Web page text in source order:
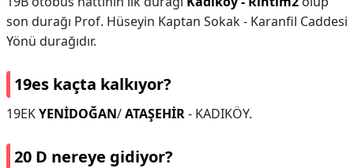
son durağı Prof. Hüseyin Kaptan Sokak - Karanfil Caddesi
Yönü durağıdır.
19es kaçta kalkıyor?
19EKYENİDOĞAN/ATAŞEHİR- KADIKÖY.
20 D nereye gidiyor?